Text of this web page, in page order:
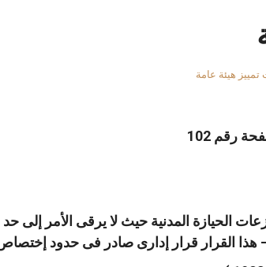
تمييز هيئة عامة
الحيازة المدنية حيث لا يرقى الأمر إلى حد
هذا القرار قرار إدارى صادر فى حدود إختصاص